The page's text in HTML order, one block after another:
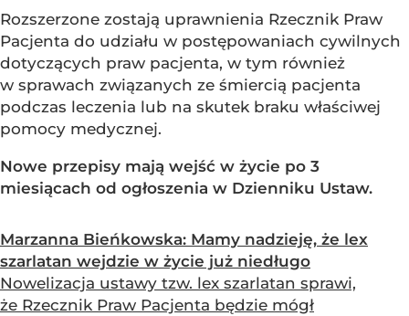
Rozszerzone zostają uprawnienia Rzecznik Praw
Pacjenta do udziału w postępowaniach cywilnych
dotyczących praw pacjenta, w tym również
w sprawach związanych ze śmiercią pacjenta
podczas leczenia lub na skutek braku właściwej
pomocy medycznej.
Nowe przepisy mają wejść w życie po 3
miesiącach od ogłoszenia w Dzienniku Ustaw.
Marzanna Bieńkowska: Mamy nadzieję, że lex
szarlatan wejdzie w życie już niedługo
Nowelizacja ustawy tzw. lex szarlatan sprawi,
że Rzecznik Praw Pacjenta będzie mógł